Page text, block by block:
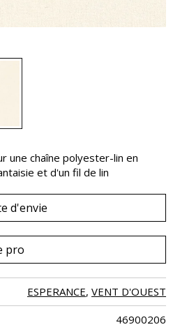
une chaîne polyester-lin en
et d'un fil de lin
d'envie
pro
ESPERANCE, VENT D'OUEST
46900206